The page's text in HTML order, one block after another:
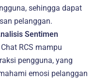
sehingga dapat
pelanggan.
Sentimen
RCS mampu
pengguna, yang
emosi pelanggan